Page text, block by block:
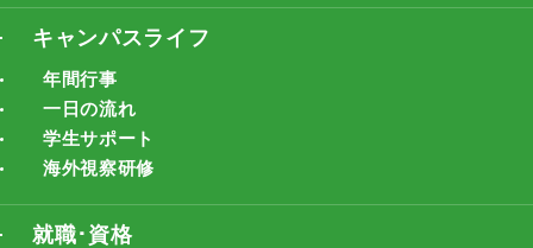
キャンパスライフ
年間行事
一日の流れ
学生サポート
海外視察研修
就職･資格